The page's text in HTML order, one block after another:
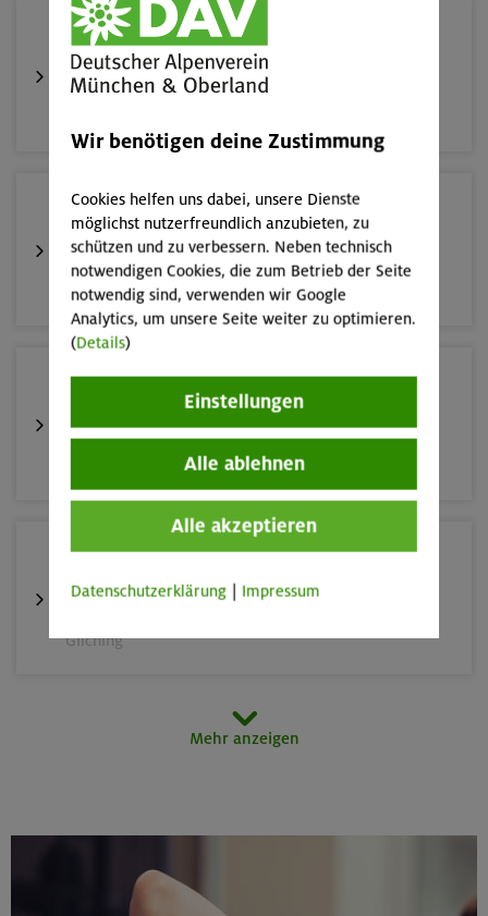
19.08.26
Schnupperkletterkurs indoor
22./23.08.26
Bouldern für Einsteiger indoor
München
23.08.26
Schnupperkletterkurs indoor
25.08./01./08.09.26
Aufbaukurs Klettern indoor (3 Termine)
Gilching
27./28.08.26
Mehr anzeigen
Wir benötigen deine Zustimmung
Cookies helfen uns dabei, unsere Dienste
möglichst nutzerfreundlich anzubieten, zu
schützen und zu verbessern. Neben technisch
notwendigen Cookies, die zum Betrieb der Seite
notwendig sind, verwenden wir Google
Analytics, um unsere Seite weiter zu optimieren.
(Details)
Einstellungen
Alle ablehnen
Alle akzeptieren
Datenschutzerklärung Impressum